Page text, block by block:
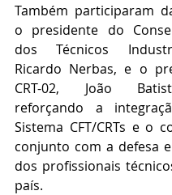
Também participaram
o presidente do
dos Técnicos
Ricardo Nerbas, e o
CRT-02, João
reforçando a
Sistema CFT/CRTs e o
conjunto com a defesa
dos profissionais
país.